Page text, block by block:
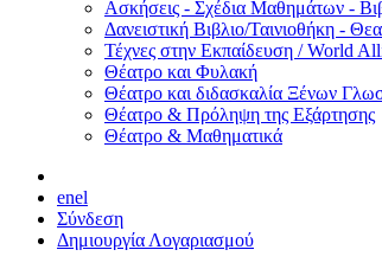
Ασκήσεις - Σχέδια Μαθημάτων -
Δανειστική Βιβλιο/Ταινιοθήκη -
Τέχνες στην Εκπαίδευση / World
Θέατρο και Φυλακή
Θέατρο και διδασκαλία Ξένων
Θέατρο & Πρόληψη της Εξάρτησης
Θέατρο & Μαθηματικά
enel
Σύνδεση
Δημιουργία Λογαριασμού